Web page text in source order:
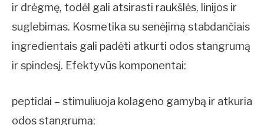
ir drėgmę, todėl gali atsirasti raukšlės, linijos ir
suglebimas. Kosmetika su senėjimą stabdančiais
ingredientais gali padėti atkurti odos stangrumą
ir spindesį. Efektyvūs komponentai:
peptidai – stimuliuoja kolageno gamybą ir atkuria
odos stangrumą;